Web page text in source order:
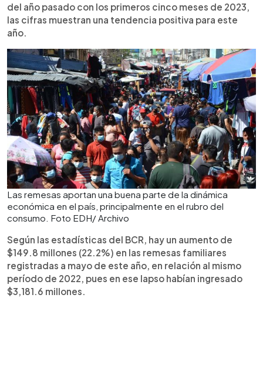
del año pasado con los primeros cinco meses de 2023,
las cifras muestran una tendencia positiva para este
año.
Las remesas aportan una buena parte de la dinámica
económica en el país, principalmente en el rubro del
consumo. Foto EDH/ Archivo
Según las estadísticas del BCR, hay un aumento de
$149.8 millones (22.2%) en las remesas familiares
registradas a mayo de este año, en relación al mismo
período de 2022, pues en ese lapso habían ingresado
$3,181.6 millones.